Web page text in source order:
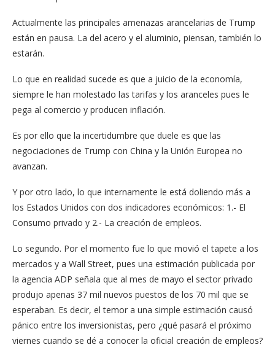
Actualmente las principales amenazas arancelarias de Trump
están en pausa. La del acero y el aluminio, piensan, también lo
estarán.
Lo que en realidad sucede es que a juicio de la economía,
siempre le han molestado las tarifas y los aranceles pues le
pega al comercio y producen inflación.
Es por ello que la incertidumbre que duele es que las
negociaciones de Trump con China y la Unión Europea no
avanzan.
Y por otro lado, lo que internamente le está doliendo más a
los Estados Unidos con dos indicadores económicos: 1.- El
Consumo privado y 2.- La creación de empleos.
Lo segundo. Por el momento fue lo que movió el tapete a los
mercados y a Wall Street, pues una estimación publicada por
la agencia ADP señala que al mes de mayo el sector privado
produjo apenas 37 mil nuevos puestos de los 70 mil que se
esperaban. Es decir, el temor a una simple estimación causó
pánico entre los inversionistas, pero ¿qué pasará el próximo
viernes cuando se dé a conocer la oficial creación de empleos?